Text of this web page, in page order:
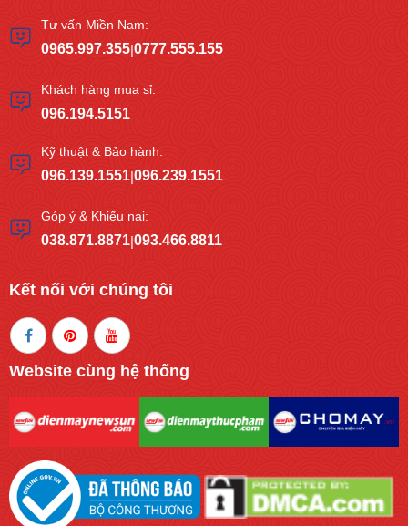
Tư vấn Miền Nam:
0965.997.355|0777.555.155
Khách hàng mua sỉ:
096.194.5151
Kỹ thuật & Bảo hành:
096.139.1551|096.239.1551
Góp ý & Khiếu nại:
038.871.8871|093.466.8811
Kết nối với chúng tôi
Website cùng hệ thống